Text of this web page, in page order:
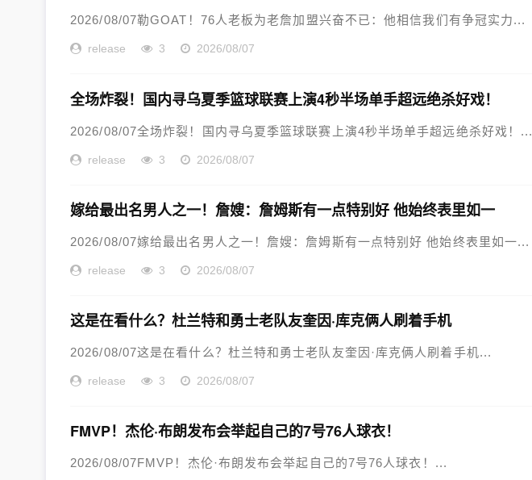
2026/08/07勒GOAT！76人老板为老詹加盟兴奋不已：他相信我们有争冠实力...
release 3 2026/08/07
全场炸裂！国内寻乌夏季篮球联赛上演4秒半场单手超远绝杀好戏！
2026/08/07全场炸裂！国内寻乌夏季篮球联赛上演4秒半场单手超远绝杀好戏！...
release 3 2026/08/07
嫁给最出名男人之一！詹嫂：詹姆斯有一点特别好 他始终表里如一
2026/08/07嫁给最出名男人之一！詹嫂：詹姆斯有一点特别好 他始终表里如一...
release 3 2026/08/07
这是在看什么？杜兰特和勇士老队友奎因·库克俩人刷着手机
2026/08/07这是在看什么？杜兰特和勇士老队友奎因·库克俩人刷着手机...
release 3 2026/08/07
FMVP！杰伦·布朗发布会举起自己的7号76人球衣！
2026/08/07FMVP！杰伦·布朗发布会举起自己的7号76人球衣！...